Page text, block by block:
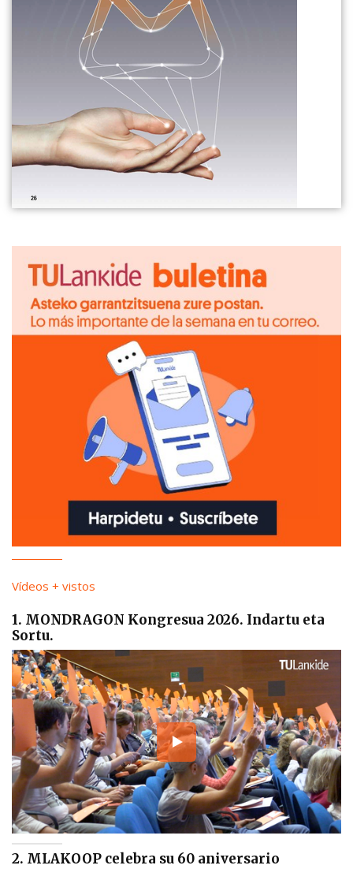
Vídeos + vistos
1. MONDRAGON Kongresua 2026. Indartu eta
Sortu.
2. MLAKOOP celebra su 60 aniversario